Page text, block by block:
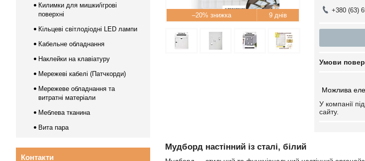
–20% 9 днів
+380 (63)
У компанії
сайту.
Мудборд настінний із сталі, білий
Килимки для мишки/ігрові
поверхні
Кільцеві світлодіодні LED лампи
Кабельне обладнання
Наклейки на клавіатуру
Мережеві кабелі (Патчкорди)
Мережеве обладнання та
витратні матеріали
Меблева тканина
Вита пара
Контакти